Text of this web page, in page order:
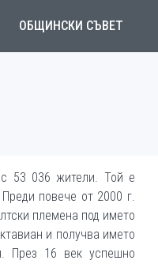
ОБЩИНСКИ СЪВЕТ
53 036 жители. Той е
повече от 2000 г.
племена под името
и получва името
През 16 век успешно